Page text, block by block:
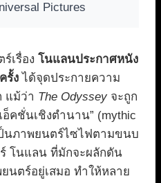
Pictures
เรื่อง โนแลนประกาศหนัง
รั้ง ได้จุดประกายความ
แม้ว่า The Odyssey จะถูก
คชั่นเชิงตำนาน” (mythic
นภาพยนตร์ไซไฟตามขนบ
โนแลน ที่มักจะผลักดัน
นตร์อยู่เสมอ ทำให้หลาย